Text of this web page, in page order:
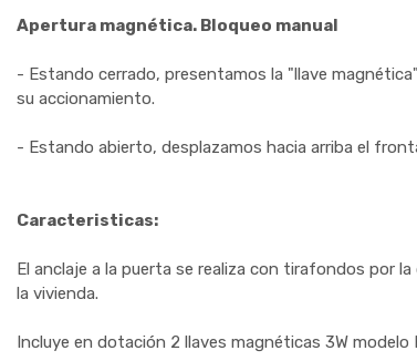
Apertura magnética. Bloqueo manual
- Estando cerrado, presentamos la "llave
su accionamiento.
- Estando abierto, desplazamos hacia arriba el
Caracteristicas:
El anclaje a la puerta se realiza con tirafondos por
la vivienda.
Incluye en dotación 2 llaves magnéticas 3W modelo